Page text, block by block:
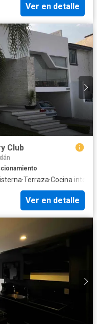
Ver en detalle
Club
·Terraza·Cocina
Ver en detalle